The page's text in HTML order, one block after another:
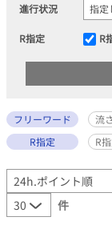
進行状況
R指定 R
フリーワード
流
R指定
R
件